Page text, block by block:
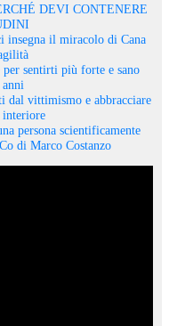
DEVI CONTENERE
insegna il miracolo di Cana
sentirti più forte e sano
dal vittimismo e abbracciare
interiore
persona scientificamente
di Marco Costanzo